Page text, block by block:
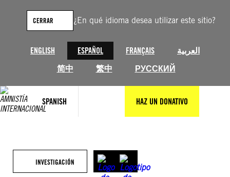
¿En qué idioma desea utilizar este sitio?
ENGLISH ESPAÑOL FRANÇAIS
العربية
简中
繁中 РУССКИЙ
CERRAR
SPANISH HAZ UN DONATIVO
contenido
INVESTIGACIÓN